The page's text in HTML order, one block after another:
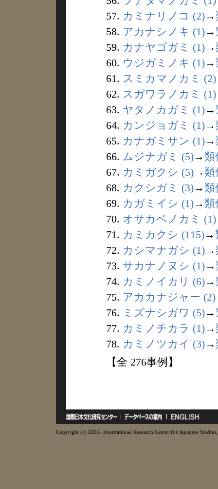
57. カミナリノコ (2)→
58. アカナシノキ (1)→
59. カナヤゴガミ (1)→
60. ウジガミノキ (1)→
61. スミカマノカミ (2)
62. スガワラノカミ (1)
63. ヤタノカガミ (1)→
64. カンジョガミ (1)→
65. カナガミサン (1)→
66. ムジナガミ (5)→ 類
67. カミガクシ (5)→ 類
68. カクシガミ (3)→ 類
69. カガミイシ (1)→ 類
70. オサカベノカミ (1)
71. カミカクシ (115)→
72. カシマナガシ (1)→
73. サカナノヌシ (1)→
74. カミノイカリ (6)→
75. アカカナジャー (2)
76. ミズナシガワ (5)→
77. カミノチカラ (1)→
78. カミノツカイ (3)→
【全 276事例】
Copyright (c) 2002- International Research Center for Japanese